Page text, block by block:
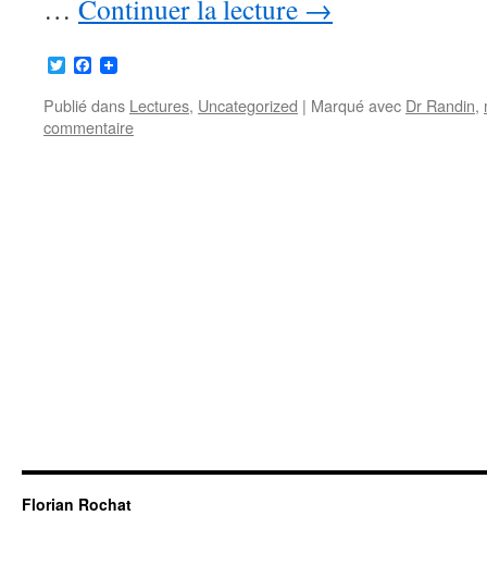
… Continuer la lecture →
TwitterFacebook
Publié dans Lectures, Uncategorized | Marqué avec Dr Randin,
commentaire
Florian Rochat